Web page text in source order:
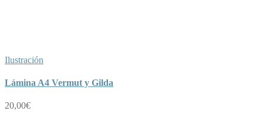
Ilustración
Lámina A4 Vermut y Gilda
20,00€